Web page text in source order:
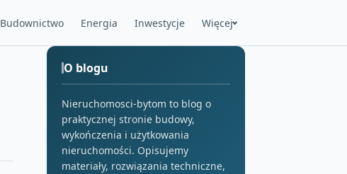
Budownictwo Energia Inwestycje Więcej
O blogu
Nieruchomosci-bytom to blog o
praktycznej stronie budowy,
wykończenia i użytkowania
nieruchomości. Opisujemy
materiały, rozwiązania techniczne,